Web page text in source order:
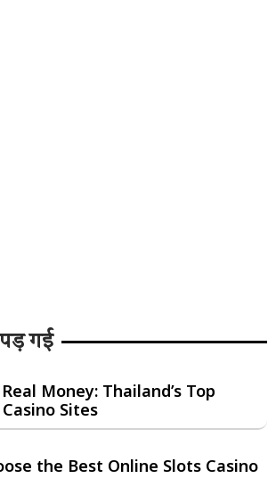
गई
Money: Thailand’s Top
Sites
the Best Online Slots Casino